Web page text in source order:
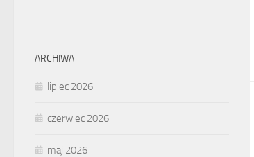
ARCHIWA
lipiec 2026
czerwiec 2026
maj 2026